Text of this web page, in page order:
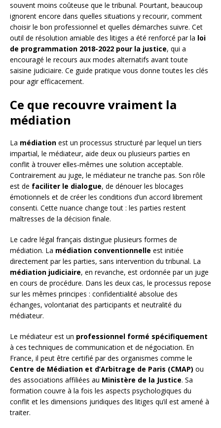
souvent moins coûteuse que le tribunal. Pourtant, beaucoup
ignorent encore dans quelles situations y recourir, comment
choisir le bon professionnel et quelles démarches suivre. Cet
outil de résolution amiable des litiges a été renforcé par la loi
de programmation 2018-2022 pour la justice, qui a
encouragé le recours aux modes alternatifs avant toute
saisine judiciaire. Ce guide pratique vous donne toutes les clés
pour agir efficacement.
Ce que recouvre vraiment la
médiation
La médiation est un processus structuré par lequel un tiers
impartial, le médiateur, aide deux ou plusieurs parties en
conflit à trouver elles-mêmes une solution acceptable.
Contrairement au juge, le médiateur ne tranche pas. Son rôle
est de faciliter le dialogue, de dénouer les blocages
émotionnels et de créer les conditions d’un accord librement
consenti. Cette nuance change tout : les parties restent
maîtresses de la décision finale.
Le cadre légal français distingue plusieurs formes de
médiation. La médiation conventionnelle est initiée
directement par les parties, sans intervention du tribunal. La
médiation judiciaire, en revanche, est ordonnée par un juge
en cours de procédure. Dans les deux cas, le processus repose
sur les mêmes principes : confidentialité absolue des
échanges, volontariat des participants et neutralité du
médiateur.
Le médiateur est un professionnel formé spécifiquement
à ces techniques de communication et de négociation. En
France, il peut être certifié par des organismes comme le
Centre de Médiation et d’Arbitrage de Paris (CMAP) ou
des associations affiliées au Ministère de la Justice. Sa
formation couvre à la fois les aspects psychologiques du
conflit et les dimensions juridiques des litiges qu’il est amené à
traiter.